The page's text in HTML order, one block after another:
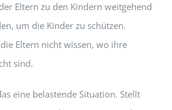
Eltern zu den Kindern weitgehend
um die Kinder zu schützen.
Eltern nicht wissen, wo ihre
sind.
eine belastende Situation. Stellt